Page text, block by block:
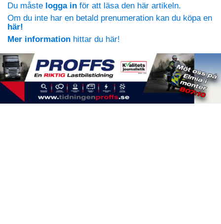
Du måste logga in för att läsa den här artikeln.
Om du inte har en betald prenumeration kan du köpa en
här!
Mer information hittar du här!